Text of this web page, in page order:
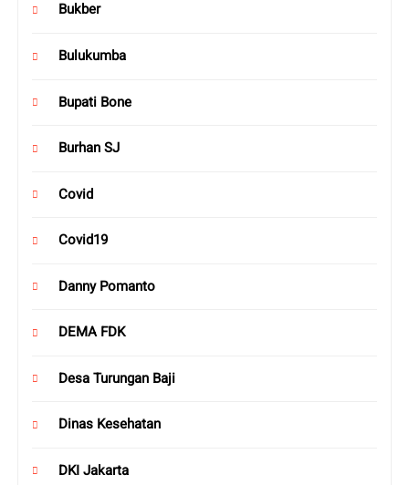
Bukber
Bulukumba
Bupati Bone
Burhan SJ
Covid
Covid19
Danny Pomanto
DEMA FDK
Desa Turungan Baji
Dinas Kesehatan
DKI Jakarta